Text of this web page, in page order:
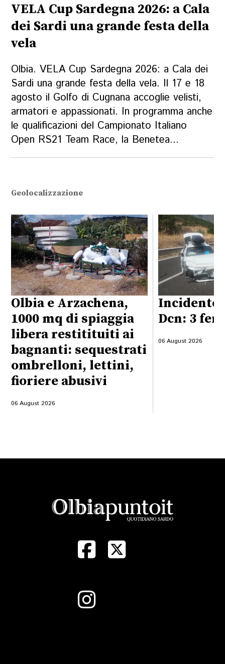
VELA Cup Sardegna 2026: a Cala
dei Sardi una grande festa della
vela
Olbia. VELA Cup Sardegna 2026: a Cala dei
Sardi una grande festa della vela. Il 17 e 18
agosto il Golfo di Cugnana accoglie velisti,
armatori e appassionati. In programma anche
le qualificazioni del Campionato Italiano
Open RS21 Team Race, la Benetea...
Geolocalizzazione
Olbia e Arzachena,
1000 mq di spiaggia
libera restitituiti ai
bagnanti: sequestrati
ombrelloni, lettini,
fioriere abusivi
06 August 2026
Incidente
Dcn: 3
06 August 2026